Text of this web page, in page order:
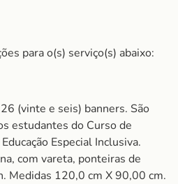
para o(s) serviço(s) abaixo:
(vinte e seis) banners. São
estudantes do Curso de
Especial Inclusiva.
com vareta, ponteiras de
Medidas 120,0 cm X 90,00 cm.